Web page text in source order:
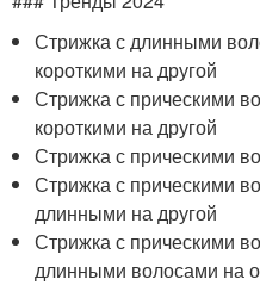
Стрижка с длинными
короткими на другой
Стрижка с прическими
короткими на другой
Стрижка с прическими
Стрижка с прическими
длинными на другой
Стрижка с прическими
длинными волосами на